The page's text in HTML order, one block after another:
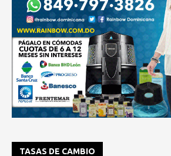
TASAS DE CAMBIO